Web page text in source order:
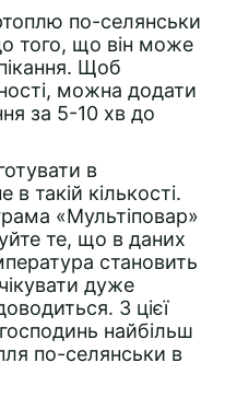
по-селянськи
того, що він може
Щоб
можна додати
за 5-10 хв до
в
такій кількості.
«Мультіповар»
те, що в даних
становить
дуже
З цієї
найбільш
по-селянськи в